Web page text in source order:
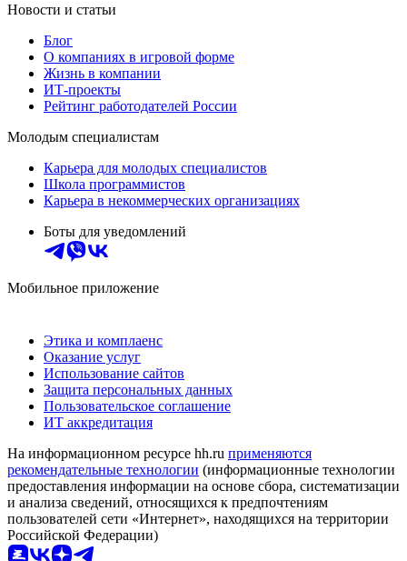
Новости и статьи
Блог
О компаниях в игровой форме
Жизнь в компании
ИТ-проекты
Рейтинг работодателей России
Молодым специалистам
Карьера для молодых специалистов
Школа программистов
Карьера в некоммерческих организациях
Боты для уведомлений
Мобильное приложение
Этика и комплаенс
Оказание услуг
Использование сайтов
Защита персональных данных
Пользовательское соглашение
ИТ аккредитация
На информационном ресурсе hh.ru применяются
рекомендательные технологии (информационные технологии
предоставления информации на основе сбора, систематизации
и анализа сведений, относящихся к предпочтениям
пользователей сети «Интернет», находящихся на территории
Российской Федерации)